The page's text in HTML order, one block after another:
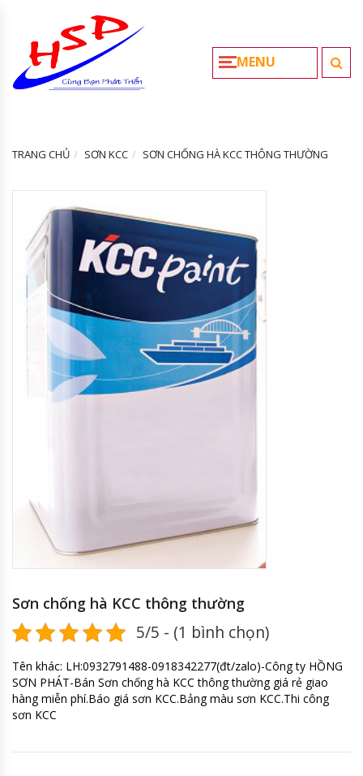
MENU
TRANG CHỦ SƠN KCC SƠN CHỐNG HÀ KCC THÔNG THƯỜNG
Sơn chống hà KCC thông thường
5/5 - (1 bình chọn)
Tên khác: LH:0932791488-0918342277(đt/zalo)-Công ty HỒNG
SƠN PHÁT-Bán Sơn chống hà KCC thông thường giá rẻ giao
hàng miễn phí.Báo giá sơn KCC.Bảng màu sơn KCC.Thi công
sơn KCC